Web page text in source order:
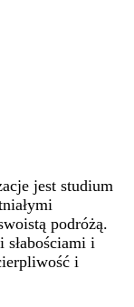
jest studium
podróżą.
słabościami i
i